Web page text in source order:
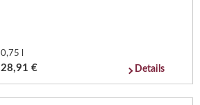
0,75 l
28,91 € Details